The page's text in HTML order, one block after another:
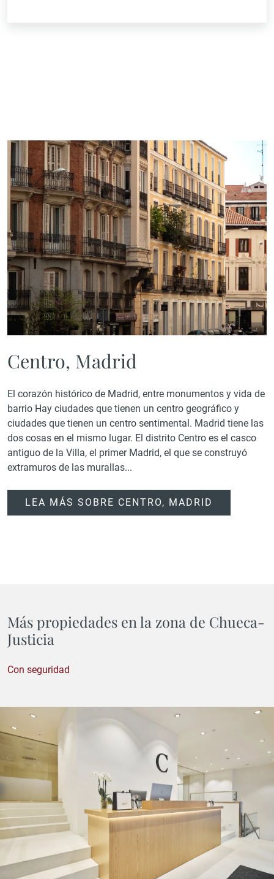
Centro, Madrid
El corazón histórico de Madrid, entre monumentos y vida de
barrio Hay ciudades que tienen un centro geográfico y
ciudades que tienen un centro sentimental. Madrid tiene las
dos cosas en el mismo lugar. El distrito Centro es el casco
antiguo de la Villa, el primer Madrid, el que se construyó
extramuros de las murallas...
LEA MÁS SOBRE CENTRO, MADRID
Más propiedades en la zona de Chueca-
Justicia
Con seguridad